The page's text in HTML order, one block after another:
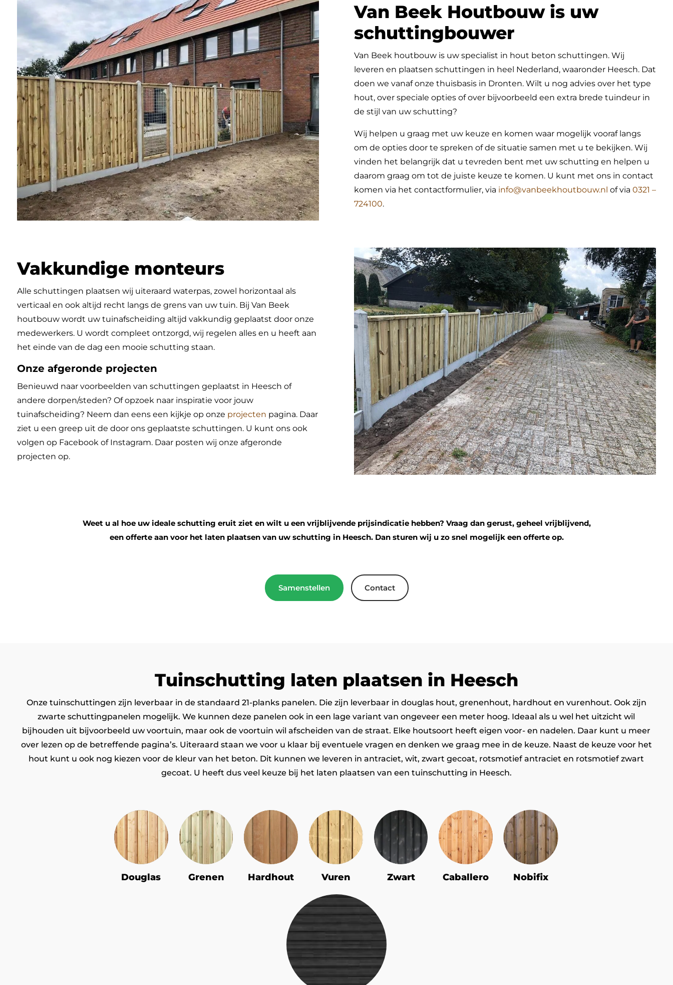
Van Beek Houtbouw is uw
schuttingbouwer
Van Beek houtbouw is uw specialist in hout beton schuttingen. Wij
leveren en plaatsen schuttingen in heel Nederland, waaronder Heesch. Dat
doen we vanaf onze thuisbasis in Dronten. Wilt u nog advies over het type
hout, over speciale opties of over bijvoorbeeld een extra brede tuindeur in
de stijl van uw schutting?
Wij helpen u graag met uw keuze en komen waar mogelijk vooraf langs
om de opties door te spreken of de situatie samen met u te bekijken. Wij
vinden het belangrijk dat u tevreden bent met uw schutting en helpen u
daarom graag om tot de juiste keuze te komen. U kunt met ons in contact
komen via het contactformulier, via info@vanbeekhoutbouw.nl of via0321 –
724100.
Vakkundige monteurs
Alle schuttingen plaatsen wij uiteraard waterpas, zowel horizontaal als
verticaal en ook altijd recht langs de grens van uw tuin. Bij Van Beek
houtbouw wordt uw tuinafscheiding altijd vakkundig geplaatst door onze
medewerkers. U wordt compleet ontzorgd, wij regelen alles en u heeft aan
het einde van de dag een mooie schutting staan.
Onze afgeronde projecten
Benieuwd naar voorbeelden van schuttingen geplaatst in Heesch of
andere dorpen/steden? Of opzoek naar inspiratie voor jouw
tuinafscheiding? Neem dan eens een kijkje op onze projecten pagina. Daar
ziet u een greep uit de door ons geplaatste schuttingen. U kunt ons ook
volgen op Facebook of Instagram. Daar posten wij onze afgeronde
projecten op.
Weet u al hoe uw ideale schutting eruit ziet en wilt u een vrijblijvende prijsindicatie hebben? Vraag dan gerust, geheel vrijblijvend,
een offerte aan voor het laten plaatsen van uw schutting in Heesch. Dan sturen wij u zo snel mogelijk een offerte op.
Samenstellen Contact
Tuinschutting laten plaatsen in Heesch
Onze tuinschuttingen zijn leverbaar in de standaard 21-planks panelen. Die zijn leverbaar in douglas hout, grenenhout, hardhout en vurenhout. Ook zijn
zwarte schuttingpanelen mogelijk. We kunnen deze panelen ook in een lage variant van ongeveer een meter hoog. Ideaal als u wel het uitzicht wil
bijhouden uit bijvoorbeeld uw voortuin, maar ook de voortuin wil afscheiden van de straat. Elke houtsoort heeft eigen voor- en nadelen. Daar kunt u meer
over lezen op de betreffende pagina’s. Uiteraard staan we voor u klaar bij eventuele vragen en denken we graag mee in de keuze. Naast de keuze voor het
hout kunt u ook nog kiezen voor de kleur van het beton. Dit kunnen we leveren in antraciet, wit, zwart gecoat, rotsmotief antraciet en rotsmotief zwart
gecoat. U heeft dus veel keuze bij het laten plaatsen van een tuinschutting in Heesch.
Douglas Grenen Hardhout Vuren Zwart Caballero Nobifix